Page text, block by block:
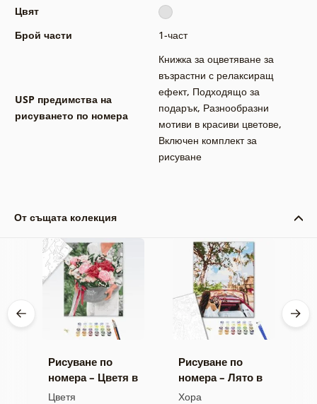
Цвят
Брой части
1-част
USP предимства на
рисуването по номера
Книжка за оцветяване за
възрастни с релаксиращ
ефект, Подходящо за
подарък, Разнообразни
мотиви в красиви цветове,
Включен комплект за
рисуване
От същата колекция
Рисуване по
номера – Цветя в
подаръчна
Цветя
Рисуване по
номера – Лято в
Куба
Хора